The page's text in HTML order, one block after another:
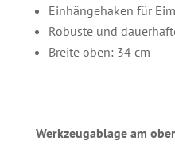
Einhängehaken für
Robuste und
Breite oben: 34 cm
Werkzeugablage am